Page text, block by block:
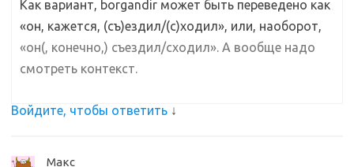
Как вариант, borgandir может быть переведено как
«он, кажется, (съ)ездил/(с)ходил», или, наоборот,
«он(, конечно,) съездил/сходил». А вообще надо
смотреть контекст.
Войдите, чтобы ответить ↓
Макс